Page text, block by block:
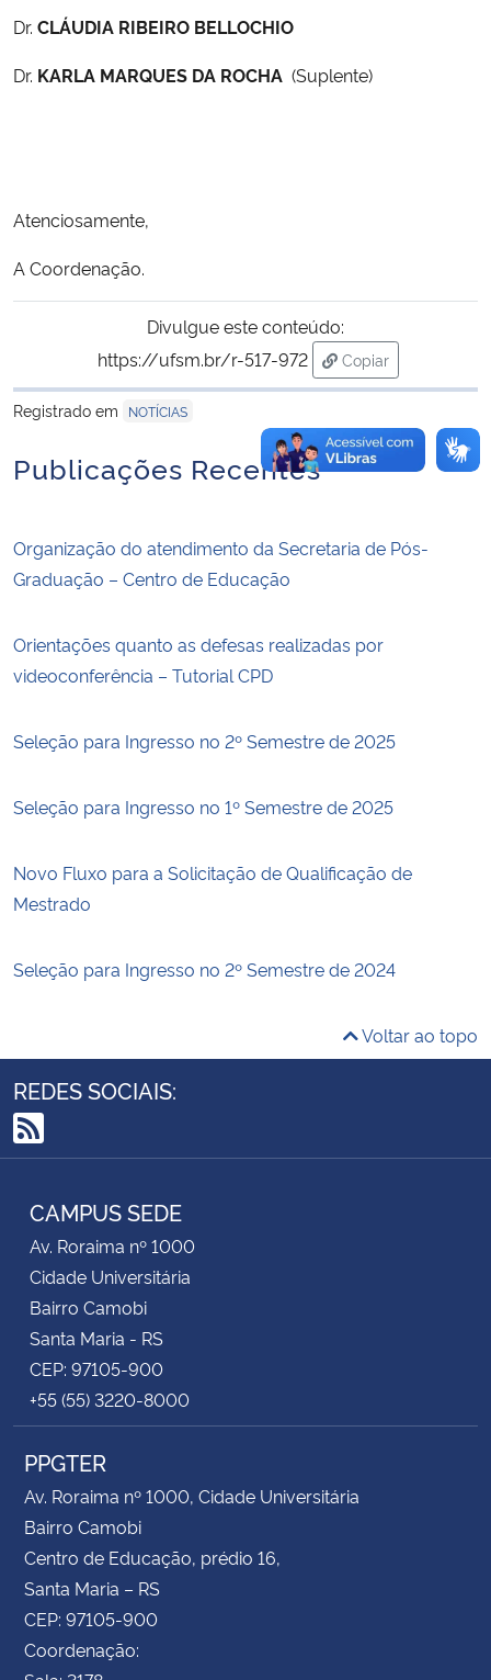
Dr. CLÁUDIA RIBEIRO BELLOCHIO
Dr. KARLA MARQUES DA ROCHA (Suplente)
Atenciosamente,
A Coordenação.
Divulgue este conteúdo:
https://ufsm.br/r-517-972
Copiar
para área de
Registrado em
NOTÍCIAS
Publicações Recentes
Organização do atendimento da Secretaria de Pós-
Graduação – Centro de Educação
Orientações quanto as defesas realizadas por
videoconferência – Tutorial CPD
Seleção para Ingresso no 2º Semestre de 2025
Seleção para Ingresso no 1º Semestre de 2025
Novo Fluxo para a Solicitação de Qualificação de
Mestrado
Seleção para Ingresso no 2º Semestre de 2024
Voltar ao topo
REDES SOCIAIS:
RSS
CAMPUS SEDE
Av. Roraima nº 1000
Cidade Universitária
Bairro Camobi
Santa Maria - RS
CEP: 97105-900
+55 (55) 3220-8000
PPGTER
Av. Roraima nº 1000, Cidade Universitária
Bairro Camobi
Centro de Educação, prédio 16,
Santa Maria – RS
CEP: 97105-900
Coordenação: